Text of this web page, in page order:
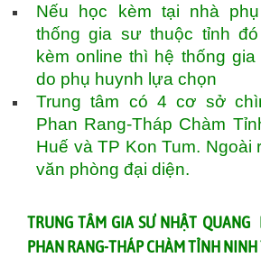
Nếu học kèm tại nhà
thống gia sư thuộc tỉnh
kèm online thì hệ thống
do phụ huynh lựa chọn
Trung tâm có 4 cơ sở
Phan Rang-Tháp Chàm
Huế và TP Kon Tum. Ngoài
văn phòng đại diện.
TRUNG TÂM GIA SƯ NHẬT QUANG
PHAN RANG-THÁP CHÀM TỈNH